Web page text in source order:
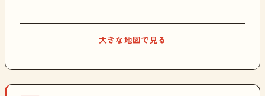
大きな地図で見る